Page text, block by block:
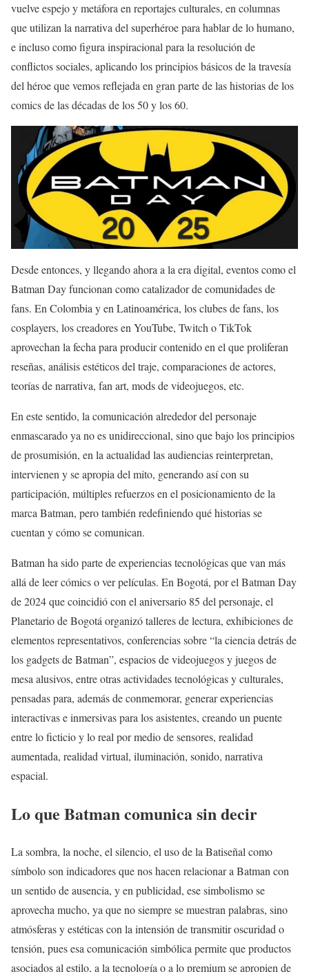
vuelve espejo y metáfora en reportajes culturales, en columnas
que utilizan la narrativa del superhéroe para hablar de lo humano,
e incluso como figura inspiracional para la resolución de
conflictos sociales, aplicando los principios básicos de la travesía
del héroe que vemos reflejada en gran parte de las historias de los
comics de las décadas de los 50 y los 60.
Desde entonces, y llegando ahora a la era digital, eventos como el
Batman Day funcionan como catalizador de comunidades de
fans. En Colombia y en Latinoamérica, los clubes de fans, los
cosplayers, los creadores en YouTube, Twitch o TikTok
aprovechan la fecha para producir contenido en el que proliferan
reseñas, análisis estéticos del traje, comparaciones de actores,
teorías de narrativa, fan art, mods de videojuegos, etc.
En este sentido, la comunicación alrededor del personaje
enmascarado ya no es unidireccional, sino que bajo los principios
de prosumisión, en la actualidad las audiencias reinterpretan,
intervienen y se apropia del mito, generando así con su
participación, múltiples refuerzos en el posicionamiento de la
marca Batman, pero también redefiniendo qué historias se
cuentan y cómo se comunican.
Batman ha sido parte de experiencias tecnológicas que van más
allá de leer cómics o ver películas. En Bogotá, por el Batman Day
de 2024 que coincidió con el aniversario 85 del personaje, el
Planetario de Bogotá organizó talleres de lectura, exhibiciones de
elementos representativos, conferencias sobre “la ciencia detrás de
los gadgets de Batman”, espacios de videojuegos y juegos de
mesa alusivos, entre otras actividades tecnológicas y culturales,
pensadas para, además de conmemorar, generar experiencias
interactivas e inmersivas para los asistentes, creando un puente
entre lo ficticio y lo real por medio de sensores, realidad
aumentada, realidad virtual, iluminación, sonido, narrativa
espacial.
Lo que Batman comunica sin decir
La sombra, la noche, el silencio, el uso de la Batiseñal como
símbolo son indicadores que nos hacen relacionar a Batman con
un sentido de ausencia, y en publicidad, ese simbolismo se
aprovecha mucho, ya que no siempre se muestran palabras, sino
atmósferas y estéticas con la intensión de transmitir oscuridad o
tensión, pues esa comunicación simbólica permite que productos
asociados al estilo, a la tecnología o a lo premium se apropien de